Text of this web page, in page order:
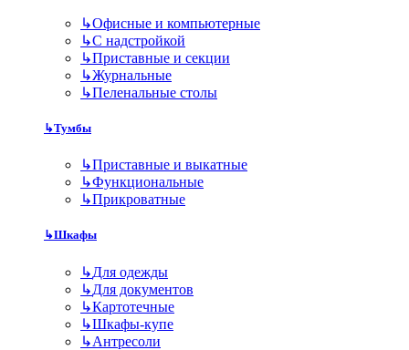
↳Офисные и компьютерные
↳С надстройкой
↳Приставные и секции
↳Журнальные
↳Пеленальные столы
↳Тумбы
↳Приставные и выкатные
↳Функциональные
↳Прикроватные
↳Шкафы
↳Для одежды
↳Для документов
↳Картотечные
↳Шкафы-купе
↳Антресоли